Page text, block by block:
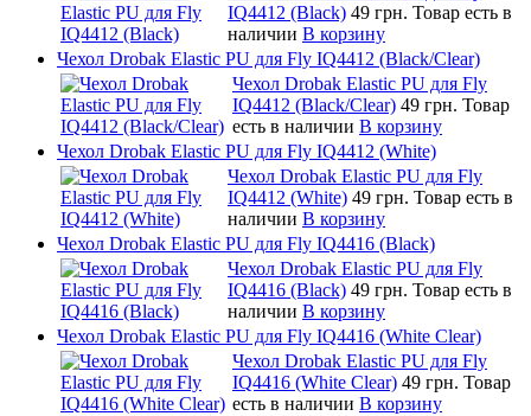
IQ4412 (Black) 49 грн. Товар есть в
наличии В корзину
Чехол Drobak Elastic PU для Fly IQ4412 (Black/Clear)
Чехол Drobak Elastic PU для Fly
IQ4412 (Black/Clear) 49 грн. Товар
есть в наличии В корзину
Чехол Drobak Elastic PU для Fly IQ4412 (White)
Чехол Drobak Elastic PU для Fly
IQ4412 (White) 49 грн. Товар есть в
наличии В корзину
Чехол Drobak Elastic PU для Fly IQ4416 (Black)
Чехол Drobak Elastic PU для Fly
IQ4416 (Black) 49 грн. Товар есть в
наличии В корзину
Чехол Drobak Elastic PU для Fly IQ4416 (White Clear)
Чехол Drobak Elastic PU для Fly
IQ4416 (White Clear) 49 грн. Товар
есть в наличии В корзину